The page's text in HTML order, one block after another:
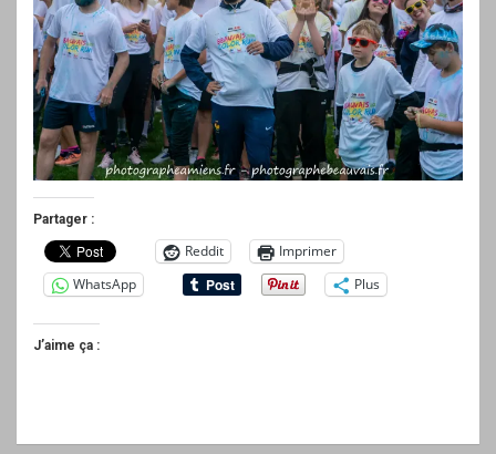
Partager :
Reddit
Imprimer
WhatsApp
Plus
J’aime ça :